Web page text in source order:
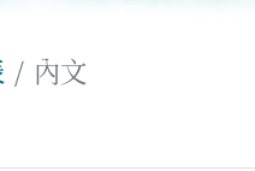
內文